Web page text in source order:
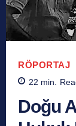
RÖPORTAJ
22 min.
Doğu